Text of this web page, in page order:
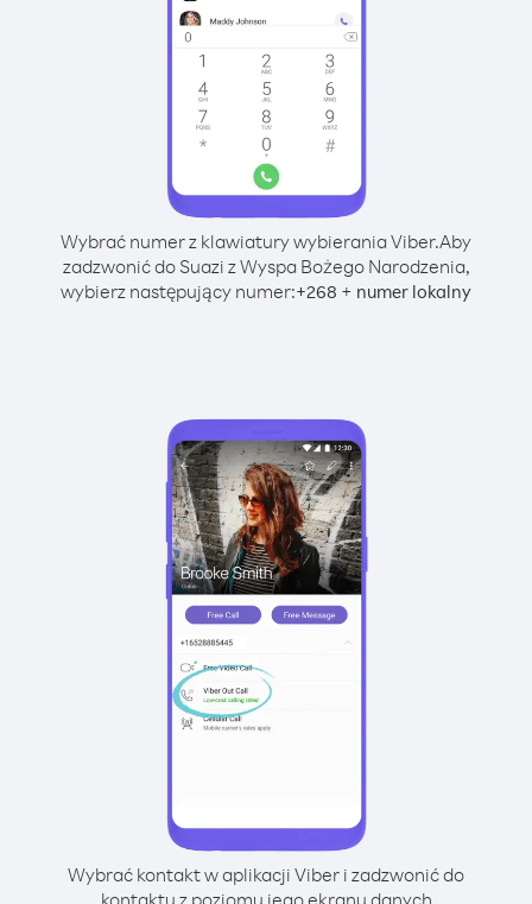
Wybrać numer z klawiatury wybierania Viber.Aby
zadzwonić do Suazi z Wyspa Bożego Narodzenia,
wybierz następujący numer:+268 + numer lokalny
Wybrać kontakt w aplikacji Viber i zadzwonić do
kontaktu z poziomu jego ekranu danych